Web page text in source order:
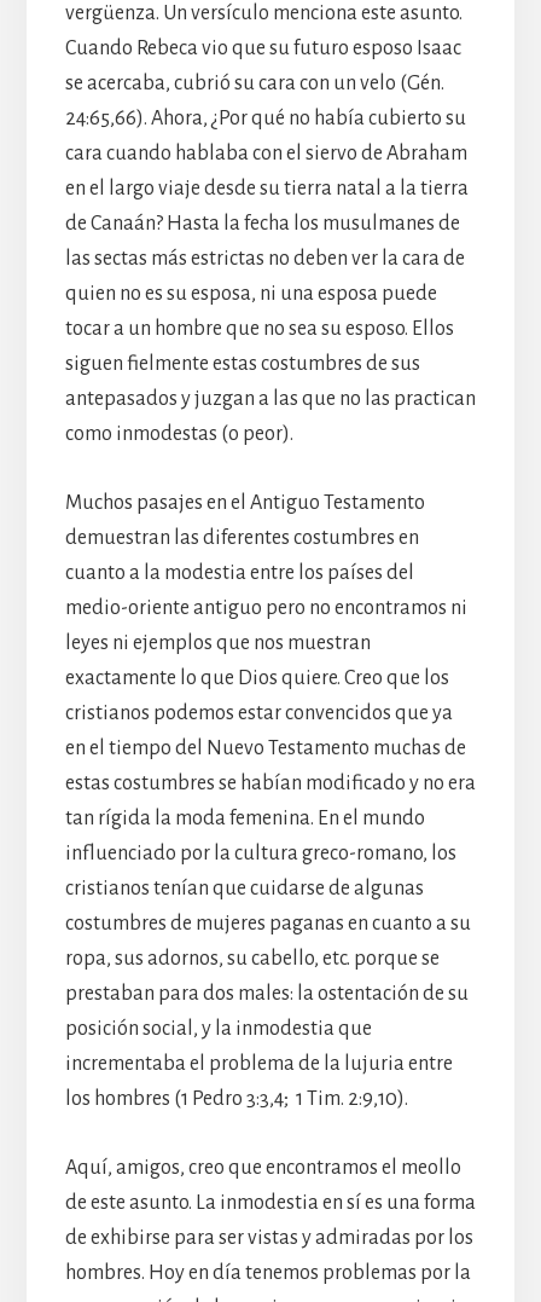
vergüenza. Un versículo menciona este asunto.
Cuando Rebeca vio que su futuro esposo Isaac
se acercaba, cubrió su cara con un velo (Gén.
24:65,66). Ahora, ¿Por qué no había cubierto su
cara cuando hablaba con el siervo de Abraham
en el largo viaje desde su tierra natal a la tierra
de Canaán? Hasta la fecha los musulmanes de
las sectas más estrictas no deben ver la cara de
quien no es su esposa, ni una esposa puede
tocar a un hombre que no sea su esposo. Ellos
siguen fielmente estas costumbres de sus
antepasados y juzgan a las que no las practican
como inmodestas (o peor).
Muchos pasajes en el Antiguo Testamento
demuestran las diferentes costumbres en
cuanto a la modestia entre los países del
medio-oriente antiguo pero no encontramos ni
leyes ni ejemplos que nos muestran
exactamente lo que Dios quiere. Creo que los
cristianos podemos estar convencidos que ya
en el tiempo del Nuevo Testamento muchas de
estas costumbres se habían modificado y no era
tan rígida la moda femenina. En el mundo
influenciado por la cultura greco-romano, los
cristianos tenían que cuidarse de algunas
costumbres de mujeres paganas en cuanto a su
ropa, sus adornos, su cabello, etc. porque se
prestaban para dos males: la ostentación de su
posición social, y la inmodestia que
incrementaba el problema de la lujuria entre
los hombres (1 Pedro 3:3,4; 1 Tim. 2:9,10).
Aquí, amigos, creo que encontramos el meollo
de este asunto. La inmodestia en sí es una forma
de exhibirse para ser vistas y admiradas por los
hombres. Hoy en día tenemos problemas por la